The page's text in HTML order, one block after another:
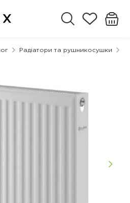
Радіатори та рушникосушки